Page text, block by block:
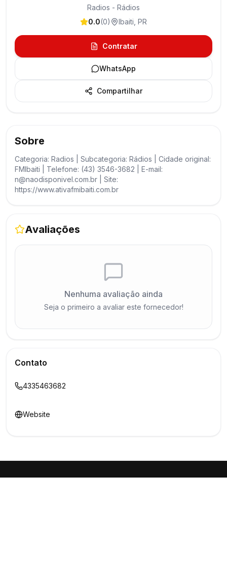
Radios - Rádios
0.0(0) Ibaiti PR
Contratar
WhatsApp
Compartilhar
Sobre
Categoria: Radios | Subcategoria: Rádios | Cidade original:
FMIbaiti | Telefone: (43) 3546-3682 | E-mail:
n@naodisponivel.com.br | Site:
https://www.ativafmibaiti.com.br
Avaliações
Nenhuma avaliação ainda
Seja o primeiro a avaliar este fornecedor!
Contato
4335463682
Website